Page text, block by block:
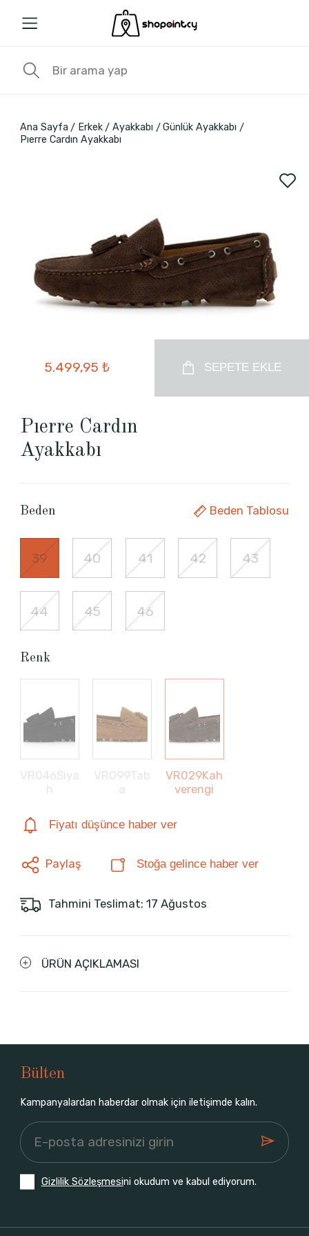
Ana Sayfa Erkek Ayakkabı
Günlük Ayakkabı
Pıerre Cardın Ayakkabı
5.499,95 ₺ SEPETE EKLE
Pıerre Cardın
Ayakkabı
Beden Beden Tablosu
39 40 41 42 43
44 45 46
Renk
VR046Siya
h
VR099Tab
a
VR029Kah
verengi
Fiyatı düşünce haber ver
Paylaş Stoğa gelince haber ver
Tahmini Teslimat: 17 Ağustos
ÜRÜN AÇIKLAMASI
Bülten
Kampanyalardan haberdar olmak için iletişimde kalın.
Gizlilik Sözleşmesini okudum ve kabul ediyorum.